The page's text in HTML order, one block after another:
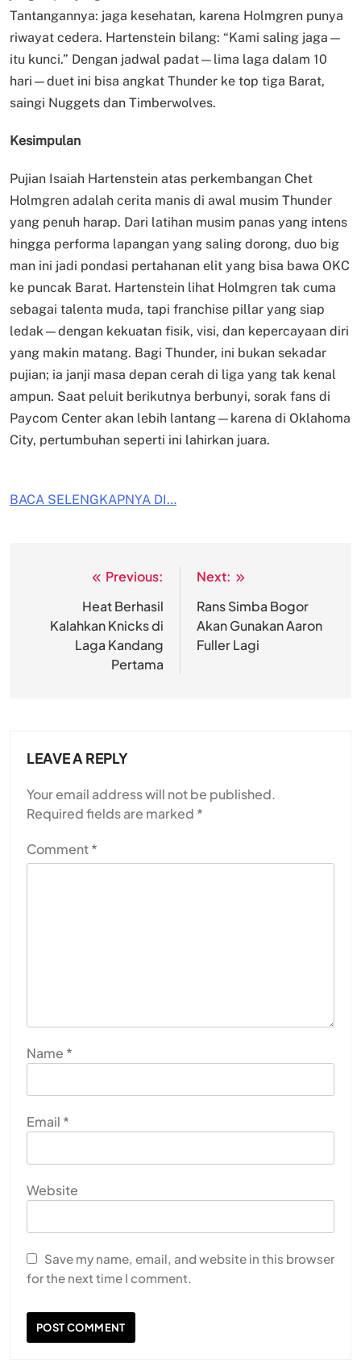
Tantangannya: jaga kesehatan, karena Holmgren punya
riwayat cedera. Hartenstein bilang: “Kami saling jaga—
itu kunci.” Dengan jadwal padat—lima laga dalam 10
hari—duet ini bisa angkat Thunder ke top tiga Barat,
saingi Nuggets dan Timberwolves.
Kesimpulan
Pujian Isaiah Hartenstein atas perkembangan Chet
Holmgren adalah cerita manis di awal musim Thunder
yang penuh harap. Dari latihan musim panas yang intens
hingga performa lapangan yang saling dorong, duo big
man ini jadi pondasi pertahanan elit yang bisa bawa OKC
ke puncak Barat. Hartenstein lihat Holmgren tak cuma
sebagai talenta muda, tapi franchise pillar yang siap
ledak—dengan kekuatan fisik, visi, dan kepercayaan diri
yang makin matang. Bagi Thunder, ini bukan sekadar
pujian; ia janji masa depan cerah di liga yang tak kenal
ampun. Saat peluit berikutnya berbunyi, sorak fans di
Paycom Center akan lebih lantang—karena di Oklahoma
City, pertumbuhan seperti ini lahirkan juara.
BACA SELENGKAPNYA DI…
navigation
Previous:
Heat Berhasil
Kalahkan Knicks di
Laga Kandang
Pertama
Next:
Rans Simba Bogor
Akan Gunakan Aaron
Fuller Lagi
LEAVE A REPLY
Your email address will not be published.
Required fields are marked *
Comment*
Name *
Email *
Website
Save my name, email, and website in this browser
for the next time I comment.